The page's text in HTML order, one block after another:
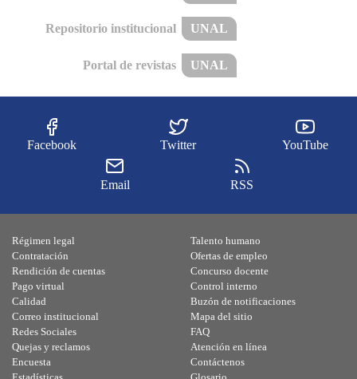
Repositorio institucional UNAL
Portal de revistas UNAL
Facebook Twitter YouTube
Email RSS
Régimen legal
Contratación
Rendición de cuentas
Pago virtual
Calidad
Talento humano
Ofertas de empleo
Concurso docente
Control interno
Buzón de notificaciones
Correo institucional
Redes Sociales
Quejas y reclamos
Encuesta
Mapa del sitio
FAQ
Atención en línea
Contáctenos